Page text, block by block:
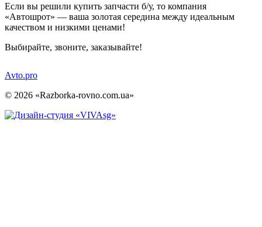
Если вы решили купить запчасти б/у, то компания
«Автошрот» — ваша золотая середина между идеальным
качеством и низкими ценами!
Выбирайте, звоните, заказывайте!
Avto.pro
© 2026 «Razborka-rovno.com.ua»